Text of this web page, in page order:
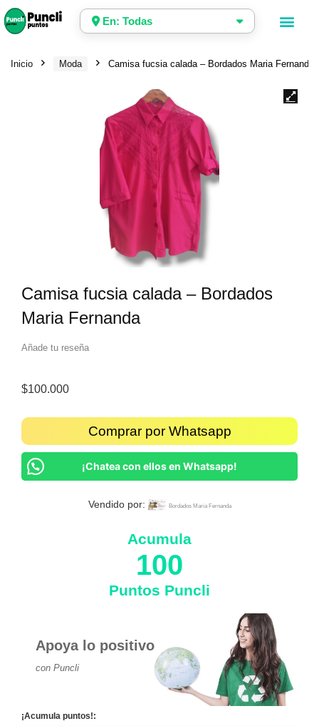
En: Todas
Inicio Moda Camisa fucsia calada – Bordados Maria Fernanda
Camisa fucsia calada – Bordados
Maria Fernanda
Añade tu reseña
$100.000
Comprar por Whatsapp
¡Chatea con ellos en Whatsapp!
Vendido por: Bordados Maria Fernanda
Acumula
100
Puntos Puncli
Apoya lo positivo
con Puncli
¡Acumula puntos!: